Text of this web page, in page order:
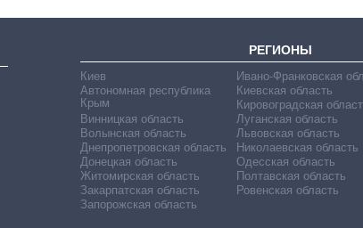
РЕГИОНЫ
Киев
Автономная республика
Крым
Винницкая область
Волынская область
Днепропетровская область
Донецкая область
Житомирская область
Закарпатская область
Запорожская область
Ивано-Франковская
Киевская область
Кировоградская
Луганская область
Львовская область
Николаевская область
Одесская область
Полтавская область
Ровенская область